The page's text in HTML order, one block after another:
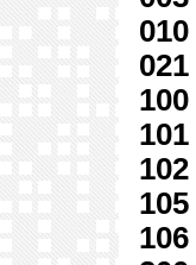
010
021
100
101
102
105
106